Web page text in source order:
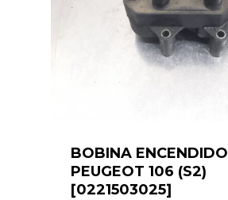
BOBINA ENCENDIDO
PEUGEOT 106 (S2)
[0221503025]